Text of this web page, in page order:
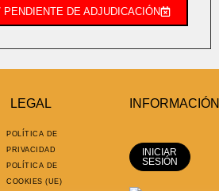
DE ADJUDICACIÓN
LEGAL
POLÍTICA DE
PRIVACIDAD
POLÍTICA DE
COOKIES (UE)
INFORMACIÓN
INICIAR
SESIÓN